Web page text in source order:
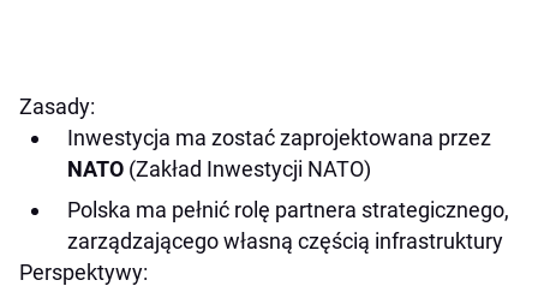
Zasady:
Inwestycja ma zostać zaprojektowana przez
NATO (Zakład Inwestycji NATO)
Polska ma pełnić rolę partnera strategicznego,
zarządzającego własną częścią infrastruktury
Perspektywy: